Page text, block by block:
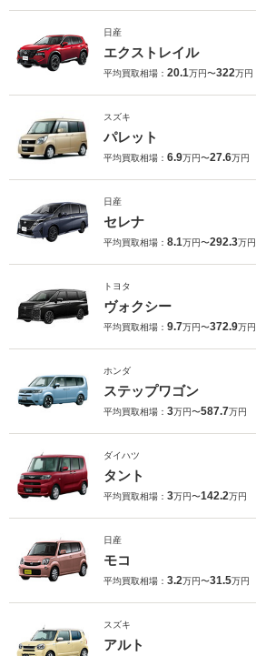
日産
エクストレイル
平均買取相場： 20.1万円〜322万円
スズキ
パレット
平均買取相場： 6.9万円〜27.6万円
日産
セレナ
平均買取相場： 8.1万円〜292.3万円
トヨタ
ヴォクシー
平均買取相場： 9.7万円〜372.9万円
ホンダ
ステップワゴン
平均買取相場： 3万円〜587.7万円
ダイハツ
タント
平均買取相場： 3万円〜142.2万円
日産
モコ
平均買取相場： 3.2万円〜31.5万円
スズキ
アルト